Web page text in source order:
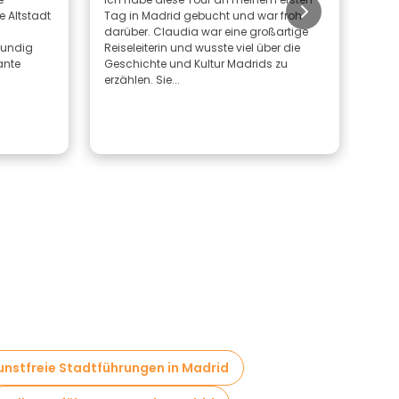
Altstadt
Tag in Madrid gebucht und war froh
darüber. Claudia war eine großartige
Reiseleiterin und wusste viel über die
Geschichte und Kultur Madrids zu
erzählen. Sie...
Stadtführungen in Madrid